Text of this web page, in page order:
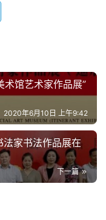
馆艺术家作品展”
2020年6月10日 上午9:42
家书法作品展在
下一篇